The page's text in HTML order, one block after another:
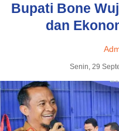
Bupati Bone
dan
Senin, 29